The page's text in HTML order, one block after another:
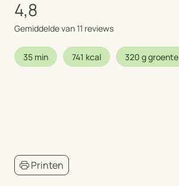
4,8
Gemiddelde van 11 reviews
35 min 741 kcal 320 g groente
Printen